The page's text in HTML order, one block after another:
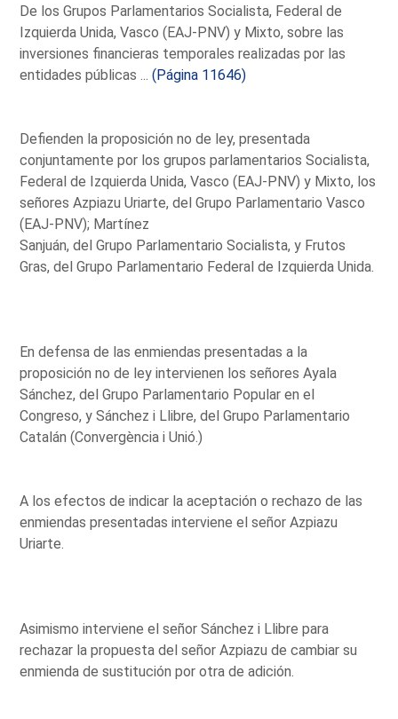
De los Grupos Parlamentarios Socialista, Federal de
Izquierda Unida, Vasco (EAJ-PNV) y Mixto, sobre las
inversiones financieras temporales realizadas por las
entidades públicas ...(Página 11646)
Defienden la proposición no de ley, presentada
conjuntamente por los grupos parlamentarios Socialista,
Federal de Izquierda Unida, Vasco (EAJ-PNV) y Mixto, los
señores Azpiazu Uriarte, del Grupo Parlamentario Vasco
(EAJ-PNV); Martínez
Sanjuán, del Grupo Parlamentario Socialista, y Frutos
Gras, del Grupo Parlamentario Federal de Izquierda Unida.
En defensa de las enmiendas presentadas a la
proposición no de ley intervienen los señores Ayala
Sánchez, del Grupo Parlamentario Popular en el
Congreso, y Sánchez i Llibre, del Grupo Parlamentario
Catalán (Convergència i Unió.)
A los efectos de indicar la aceptación o rechazo de las
enmiendas presentadas interviene el señor Azpiazu
Uriarte.
Asimismo interviene el señor Sánchez i Llibre para
rechazar la propuesta del señor Azpiazu de cambiar su
enmienda de sustitución por otra de adición.